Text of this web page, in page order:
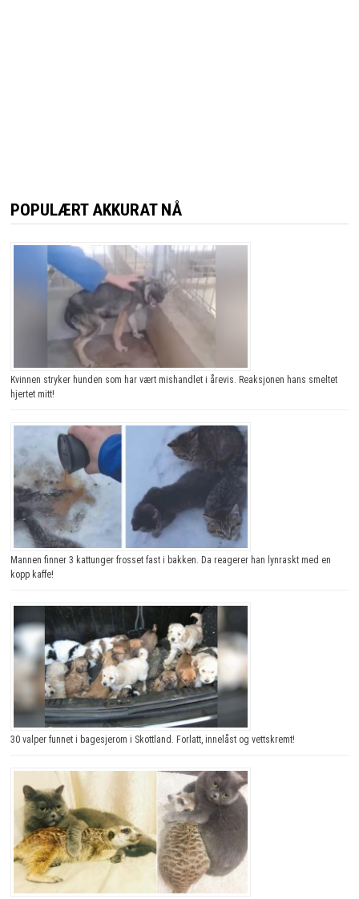
POPULÆRT AKKURAT NÅ
Kvinnen stryker hunden som har vært mishandlet i årevis. Reaksjonen hans smeltet
hjertet mitt!
Mannen finner 3 kattunger frosset fast i bakken. Da reagerer han lynraskt med en
kopp kaffe!
30 valper funnet i bagesjerom i Skottland. Forlatt, innelåst og vettskremt!